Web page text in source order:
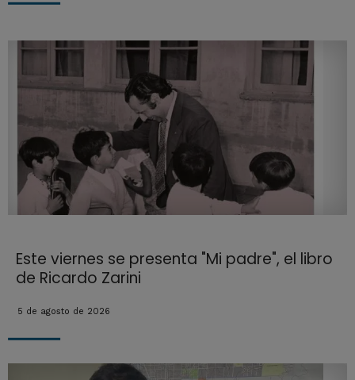
Este viernes se presenta "Mi padre", el libro
de Ricardo Zarini
5 de agosto de 2026